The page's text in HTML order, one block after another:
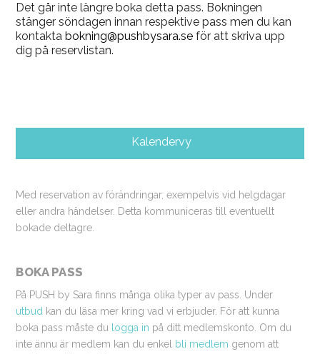
Det går inte längre boka detta pass. Bokningen
stänger söndagen innan respektive pass men du kan
kontaktabokning@pushbysara.se för att skriva upp
dig på reservlistan.
Kalendervy
Med reservation av förändringar, exempelvis vid helgdagar
eller andra händelser. Detta kommuniceras till eventuellt
bokade deltagre.
BOKA PASS
På PUSH by Sara finns många olika typer av pass. Under
utbud kan du läsa mer kring vad vi erbjuder. För att kunna
boka pass måste du logga in på ditt medlemskonto. Om du
inte ännu är medlem kan du enkel bli medlem genom att